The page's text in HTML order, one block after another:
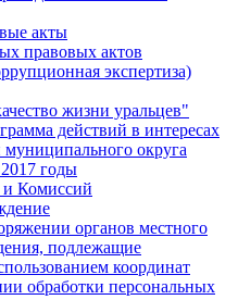
акты
правовых актов
экспертиза)
жизни уральцев"
действий в интересах
муниципального округа
годы
Комиссий
органов местного
подлежащие
координат
обработки персональных